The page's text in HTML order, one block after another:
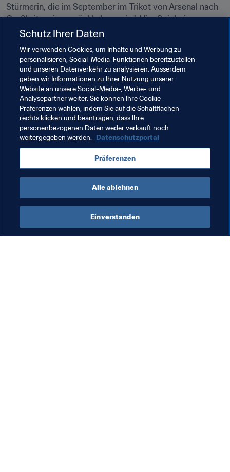
Stürmerin, die im September im Trikot von Arsenal nach
Großbritannien zurückkehren wird. Vier Spielerinnen
ihres neuen Klubs gehören der britischen
zukünftigen Mitspielerinnen zu zeigen, dass die
Neuverpflichtung der Gunners gerechtfertigt war.
Verwandte Themen
Brazil CONMEBOL USA Concacaf
UEFA Chile Sweden Netherlands
Zambia CAF Canada
Schutz Ihrer Daten
Wir verwenden Cookies, um Inhalte und Werbung zu
personalisieren, Social-Media-Funktionen bereitzustellen
und unseren Datenverkehr zu analysieren. Ausserdem
geben wir Informationen zu Ihrer Nutzung unserer
Website an unsere Social-Media-, Werbe- und
Analysepartner weiter. Sie können Ihre Cookie-
Präferenzen wählen, indem Sie auf die Schaltflächen
rechts klicken und beantragen, dass Ihre
personenbezogenen Daten weder verkauft noch
weitergegeben werden. Datenschutzportal
Präferenzen
Alle ablehnen
Einverstanden